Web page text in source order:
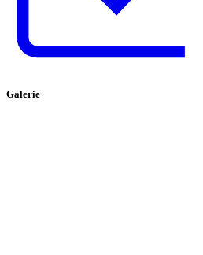
Galerie